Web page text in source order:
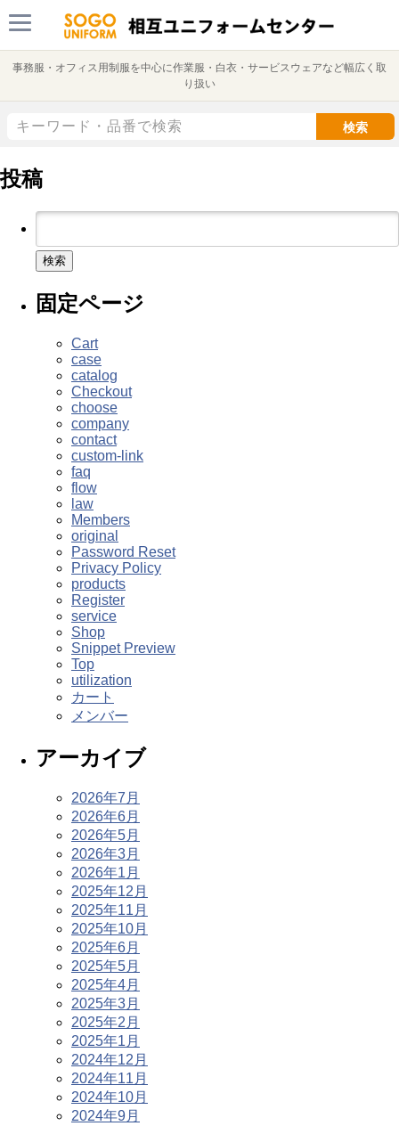
事務服・オフィス用制服を中心に作業服・白衣・サービスウェアなど幅広く取
り扱い
検索
投稿
検
固定ページ
Cart
case
catalog
Checkout
choose
company
contact
custom-link
faq
flow
law
Members
original
Password Reset
Privacy Policy
products
Register
service
Shop
Snippet Preview
Top
utilization
カート
メンバー
アーカイブ
2026年7月
2026年6月
2026年5月
2026年3月
2026年1月
2025年12月
2025年11月
2025年10月
2025年6月
2025年5月
2025年4月
2025年3月
2025年2月
2025年1月
2024年12月
2024年11月
2024年10月
2024年9月